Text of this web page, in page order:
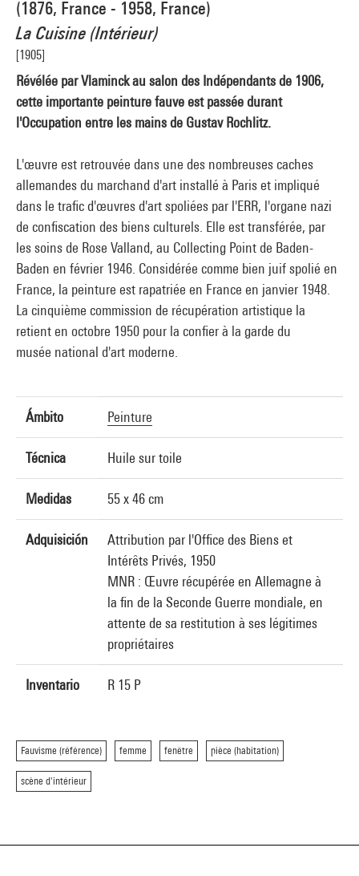
(1876, France - 1958, France)
La Cuisine (Intérieur)
[1905]
Révélée par Vlaminck au salon des Indépendants de 1906,
cette importante peinture fauve est passée durant
l'Occupation entre les mains de Gustav Rochlitz.
L'œuvre est retrouvée dans une des nombreuses caches
allemandes du marchand d'art installé à Paris et impliqué
dans le trafic d'œuvres d'art spoliées par l'ERR, l'organe nazi
de confiscation des biens culturels. Elle est transférée, par
les soins de Rose Valland, au Collecting Point de Baden-
Baden en février 1946. Considérée comme bien juif spolié en
France, la peinture est rapatriée en France en janvier 1948.
La cinquième commission de récupération artistique la
retient en octobre 1950 pour la confier à la garde du
musée national d'art moderne.
Ámbito Peinture
Técnica Huile sur toile
Medidas 55 x 46 cm
Adquisición
Attribution par l'Office des Biens et
Intérêts Privés, 1950
MNR : Œuvre récupérée en Allemagne à
la fin de la Seconde Guerre mondiale, en
attente de sa restitution à ses légitimes
propriétaires
Inventario R 15 P
Fauvisme (référence) femme fenêtre pièce (habitation)
scène d'intérieur
Referencia de la imagen : 4N54789
Difusión de la imagen :GrandPalaisRmnPhoto